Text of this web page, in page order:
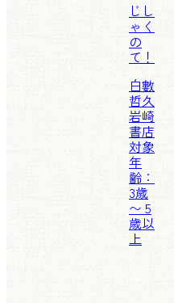
じし
ゃく
の
て！
白數
哲久
岩崎
書店
対象
年
齢：
3歳
〜 5
歳以
上